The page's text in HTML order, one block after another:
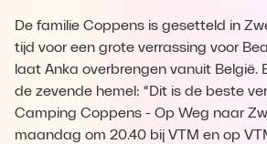
De familie Coppens is gesetteld in
tijd voor een grote verrassing voor
laat Anka overbrengen vanuit België.
de zevende hemel: “Dit is de beste
Camping Coppens - Op Weg naar
maandag om 20.40 bij VTM en op